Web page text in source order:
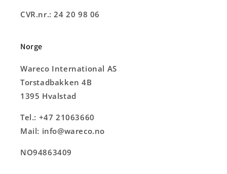
CVR.nr.: 24 20 98 06
Norge
Wareco International AS
Torstadbakken 4B
1395 Hvalstad
Tel.: +47 21063660
Mail: info@wareco.no
NO94863409